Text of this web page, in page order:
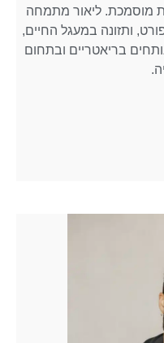
מוסמכת. ליאור מתמחה
ותזונה במעגל החיים,
בריאטריים ובתחום